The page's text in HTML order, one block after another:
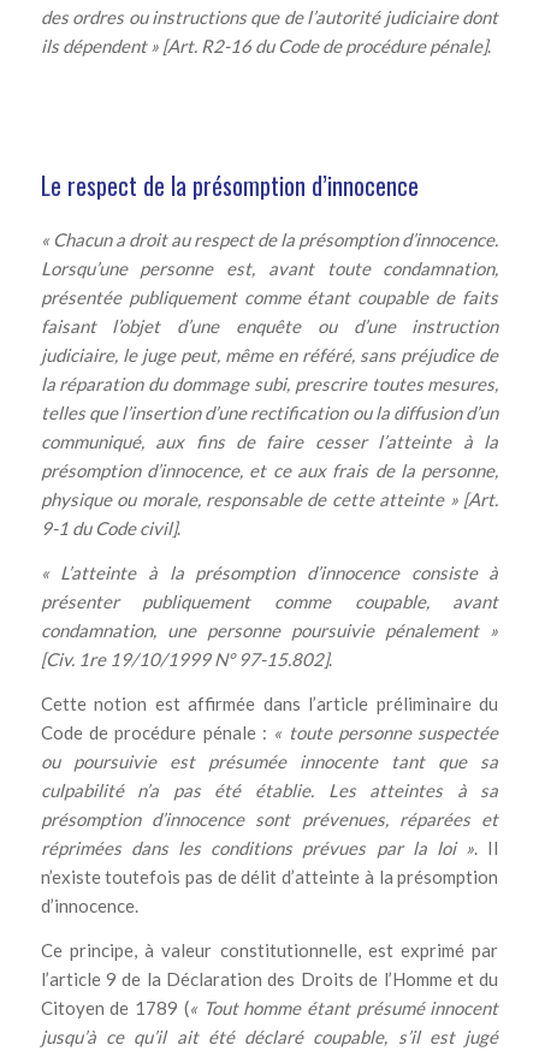
des ordres ou instructions que de l’autorité judiciaire dont
ils dépendent » [Art. R2-16 du Code de procédure pénale].
Le respect de la présomption d’innocence
« Chacun a droit au respect de la présomption d’innocence.
Lorsqu’une personne est, avant toute condamnation,
présentée publiquement comme étant coupable de faits
faisant l’objet d’une enquête ou d’une instruction
judiciaire, le juge peut, même en référé, sans préjudice de
la réparation du dommage subi, prescrire toutes mesures,
telles que l’insertion d’une rectification ou la diffusion d’un
communiqué, aux fins de faire cesser l’atteinte à la
présomption d’innocence, et ce aux frais de la personne,
physique ou morale, responsable de cette atteinte » [Art.
9-1 du Code civil].
« L’atteinte à la présomption d’innocence consiste à
présenter publiquement comme coupable, avant
condamnation, une personne poursuivie pénalement »
[Civ. 1re 19/10/1999 N° 97-15.802].
Cette notion est affirmée dans l’article préliminaire du
Code de procédure pénale : « toute personne suspectée
ou poursuivie est présumée innocente tant que sa
culpabilité n’a pas été établie. Les atteintes à sa
présomption d’innocence sont prévenues, réparées et
réprimées dans les conditions prévues par la loi ». Il
n’existe toutefois pas de délit d’atteinte à la présomption
d’innocence.
Ce principe, à valeur constitutionnelle, est exprimé par
l’article 9 de la Déclaration des Droits de l’Homme et du
Citoyen de 1789 (« Tout homme étant présumé innocent
jusqu’à ce qu’il ait été déclaré coupable, s’il est jugé